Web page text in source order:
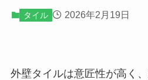
タイル 2026年2月19日
外壁タイルは意匠性が高く